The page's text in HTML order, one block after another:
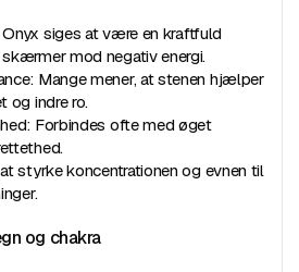
siges at være en kraftfuld
mod negativ energi.
Mange mener, at stenen hjælper
og indre ro.
Forbindes ofte med øget
styrke koncentrationen og evnen til
og chakra